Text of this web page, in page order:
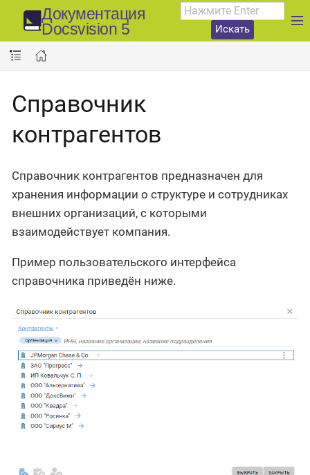
Документация
Docsvision 5
Искать
Справочник
контрагентов
Справочник контрагентов предназначен для
хранения информации о структуре и сотрудниках
внешних организаций, с которыми
взаимодействует компания.
Пример пользовательского интерфейса
справочника приведён ниже.